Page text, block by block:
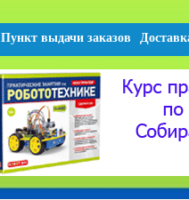
Пункт выдачи заказов